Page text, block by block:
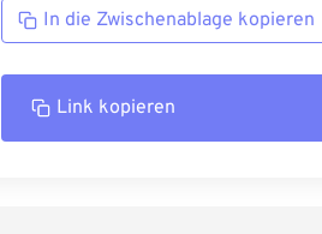
In die Zwischenablage kopieren
Link kopieren